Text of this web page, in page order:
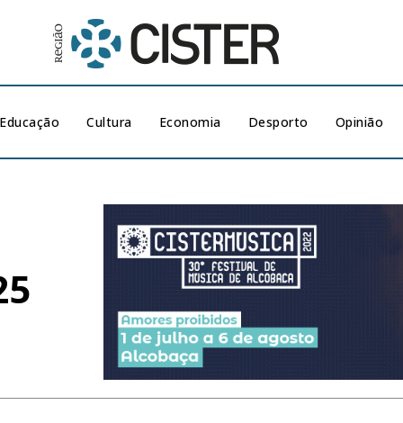
Educação Cultura Economia Desporto Opinião